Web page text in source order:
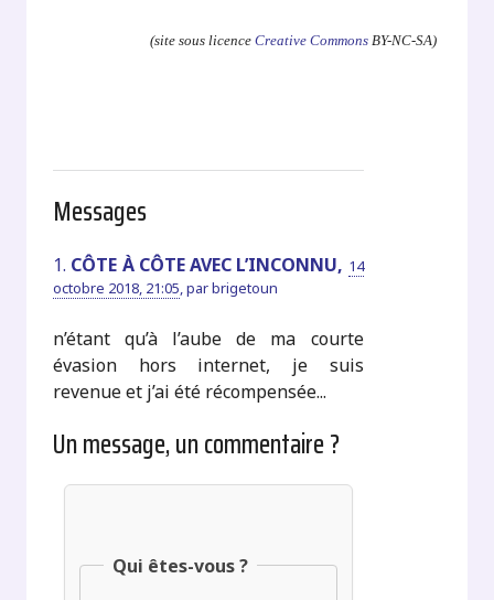
(site sous licence Creative CommonsBY-NC-SA)
Messages
1. CÔTE À CÔTE AVEC L’INCONNU, 14
octobre 2018, 21:05,parbrigetoun
n’étant qu’à l’aube de ma courte
évasion hors internet, je suis
revenue et j’ai été récompensée...
Un message, un commentaire ?
Qui êtes-vous ?